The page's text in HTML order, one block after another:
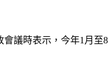
議時表示，今年1月至